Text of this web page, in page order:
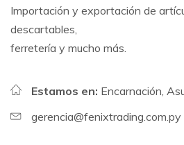
Importación y exportación de
descartables,
ferretería y mucho más.
Estamos en: Encarnación,
gerencia@fenixtrading.com.py